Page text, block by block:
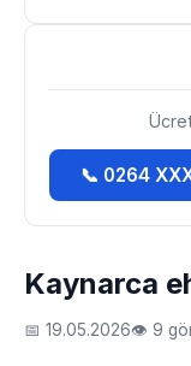
Kaynarca
📅 19.05.2026👁 9
📞 0264